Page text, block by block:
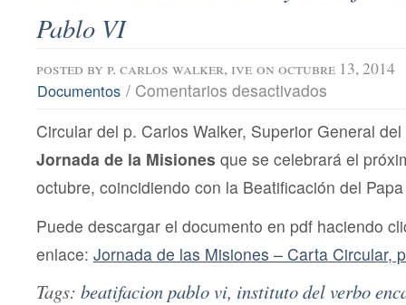
Pablo VI
posted by p. carlos walker, ive on octubre 13, 2014
Documentos / Comentarios desactivados
la
y
del
Pablo
Circular del p. Carlos Walker, Superior General
Jornada de la Misiones que se celebrará el
octubre, coincidiendo con la Beatificación del
Puede descargar el documento en pdf haciendo
enlace: Jornada de las Misiones – Carta Circular,
Tags: beatifacion pablo vi, instituto del verbo